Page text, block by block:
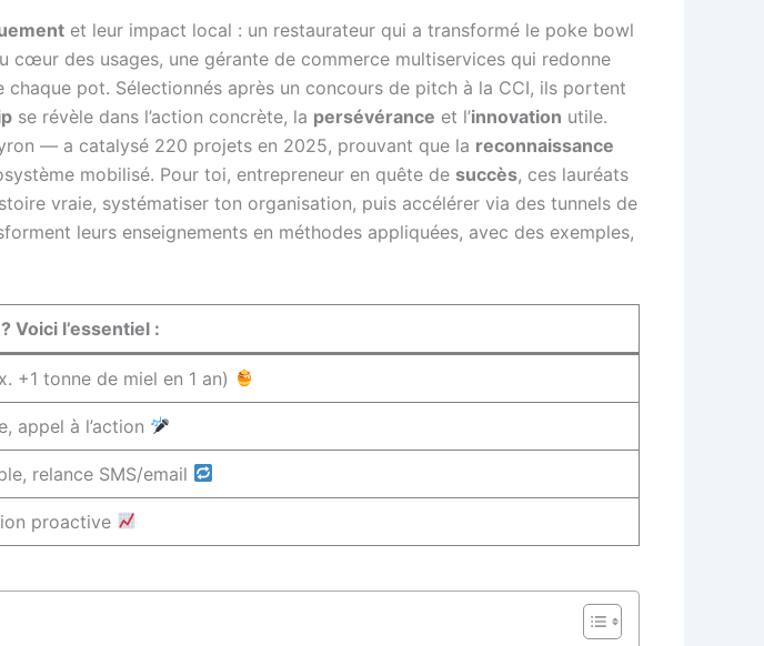
et leur impact local : un restaurateur qui a transformé le poke bowl
des usages, une gérante de commerce multiservices qui redonne
chaque pot. Sélectionnés après un concours de pitch à la CCI, ils portent
se révèle dans l’action concrète, la persévérance et l’innovation utile.
— a catalysé 220 projets en 2025, prouvant que la reconnaissance
mobilisé. Pour toi, entrepreneur en quête de succès, ces lauréats
vraie, systématiser ton organisation, puis accélérer via des tunnels de
leurs enseignements en méthodes appliquées, avec des exemples,
Voici l’essentiel :
+1 tonne de miel en 1 an)
appel à l’action
relance SMS/email
proactive